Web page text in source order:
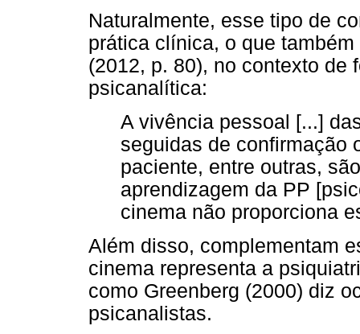
Naturalmente, esse tipo de
prática clínica, o que
(2012, p. 80), no contexto de
psicanalítica:
A vivência pessoal [...]
seguidas de confirmação
paciente, entre outras,
aprendizagem da PP
cinema não proporciona
Além disso, complementam
cinema representa a
como Greenberg (2000) diz
psicanalistas.